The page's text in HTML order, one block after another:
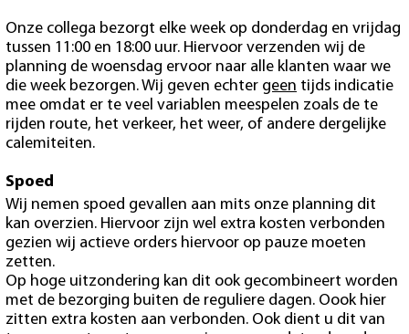
Onze collega bezorgt elke week op donderdag en vrijdag
tussen 11:00 en 18:00 uur. Hiervoor verzenden wij de
planning de woensdag ervoor naar alle klanten waar we
die week bezorgen. Wij geven echter geen tijds indicatie
mee omdat er te veel variablen meespelen zoals de te
rijden route, het verkeer, het weer, of andere dergelijke
calemiteiten.
Spoed
Wij nemen spoed gevallen aan mits onze planning dit
kan overzien. Hiervoor zijn wel extra kosten verbonden
gezien wij actieve orders hiervoor op pauze moeten
zetten.
Op hoge uitzondering kan dit ook gecombineert worden
met de bezorging buiten de reguliere dagen. Oook hier
zitten extra kosten aan verbonden. Ook dient u dit van